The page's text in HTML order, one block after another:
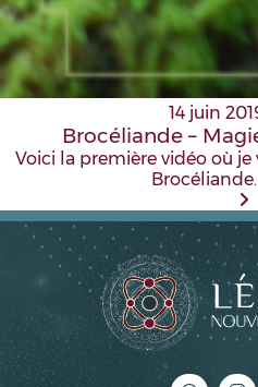
14 juin
Brocéliande –
Voici la première vidéo où